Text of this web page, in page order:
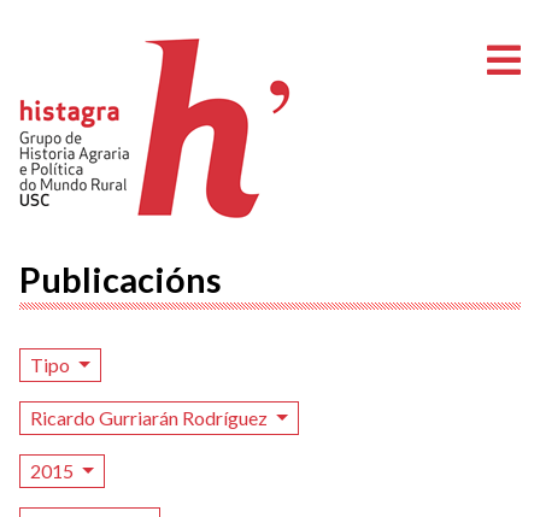
Publicacións
Tipo
Ricardo Gurriarán Rodríguez
2015